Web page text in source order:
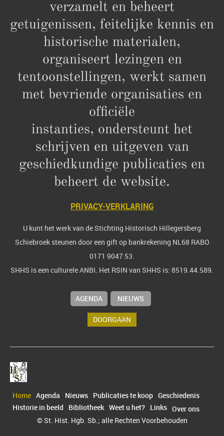
verzamelt en beheert
getuigenissen, feitelijke kennis en
historische materialen,
organiseert lezingen en
tentoonstellingen, werkt samen
met bevriende organisaties en
officiële
instanties, ondersteunt het
schrijven en uitgeven van
geschiedkundige publicaties en
beheert de website.
PRIVACY-VERKLARING
U kunt het werk van de Stichting Historisch Hillegersberg
Schiebroek steunen door een gift op bankrekening NL68 RABO
0171 9047 53.
SHHS is een culturele ANBI. Het RSIN van SHHS is: 8519.44.589.
AGENDA NIEUWS
DOORGAAN
Home Agenda Nieuws Publicaties te koop Geschiedenis
Historie in beeld
Bibliotheek Weet u het? Links Over ons
© St. Hist. Hgb. Sb.; alle Rechten Voorbehouden